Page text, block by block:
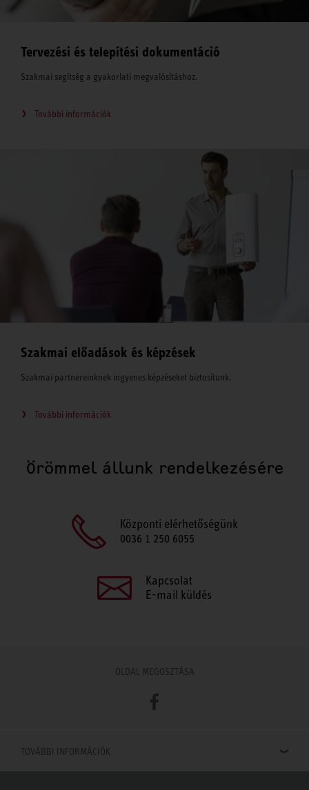
Tervezési és telepítési dokumentáció
Szakmai segítség a gyakorlati megvalósításhoz.
További információk
Szakmai előadások és képzések
Szakmai partnereinknek ingyenes képzéseket biztosítunk.
További információk
Örömmel állunk rendelkezésére
Központi elérhetőségünk
0036 1 250 6055
Kapcsolat
E-mail küldés
OLDAL MEGOSZTÁSA
Facebook
TOVÁBBI INFORMÁCIÓK